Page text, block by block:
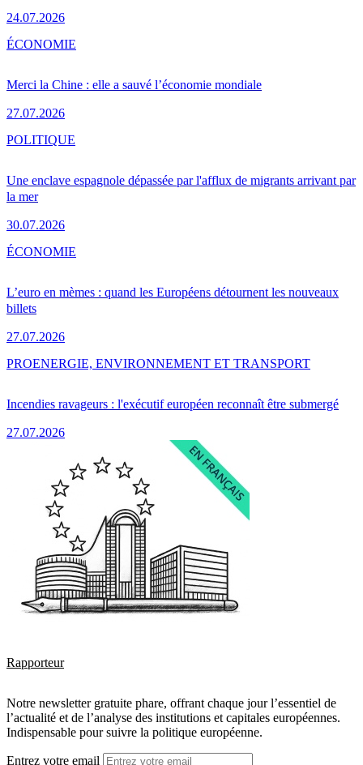
24.07.2026
Merci la Chine : elle a sauvé l’économie mondiale
27.07.2026
ÉCONOMIE
Une enclave espagnole dépassée par l'afflux de migrants arrivant par
la mer
30.07.2026
POLITIQUE
L’euro en mèmes : quand les Européens détournent les nouveaux
billets
27.07.2026
ÉCONOMIE
Incendies ravageurs : l'exécutif européen reconnaît être submergé
27.07.2026
PROENERGIE, ENVIRONNEMENT ET TRANSPORT
Rapporteur
Notre newsletter gratuite phare, offrant chaque jour l’essentiel de
l’actualité et de l’analyse des institutions et capitales européennes.
Indispensable pour suivre la politique européenne.
Entrez votre email